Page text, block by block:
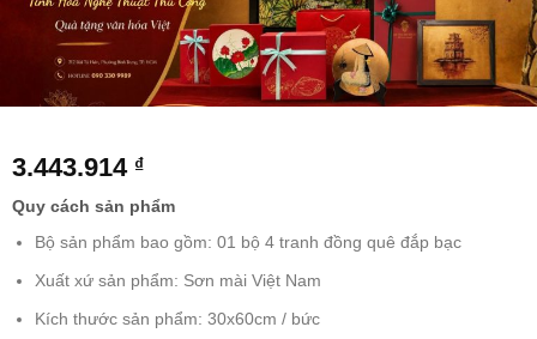
3.443.914 ₫
Quy cách sản phẩm
Bộ sản phẩm bao gồm: 01 bộ 4 tranh đồng quê đắp bạc
Xuất xứ sản phẩm: Sơn mài Việt Nam
Kích thước sản phẩm: 30x60cm / bức